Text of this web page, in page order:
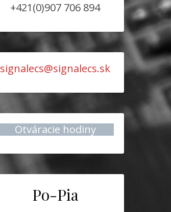
+421(0)907 706 894
signalecs@signalecs.sk
Otváracie hodiny
Po-Pia